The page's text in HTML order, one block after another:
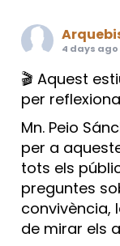
4 days ago
🎬 Aquest
per
Mn. Peio
per a
tots els
preguntes
convivència,
de mirar els